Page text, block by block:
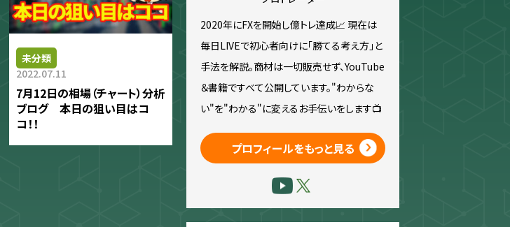
未分類
2022.07.11
7月12日の相場（チャート）分析
ブログ 本日の狙い目はコ
コ！！
2020年にFXを開始し億トレ達成📈 現在は
毎日LIVEで初心者向けに「勝てる考え方」と
手法を解説。商材は一切販売せず、YouTube
＆書籍ですべて公開しています。"わからな
い"を"わかる"に変えるお手伝いをします📺
プロフィールをもっと見る